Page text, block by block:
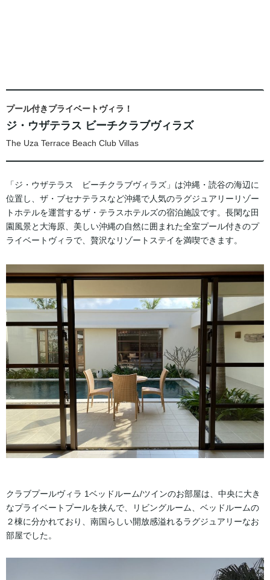
プール付きプライベートヴィラ！
ジ・ウザテラス ビーチクラブヴィラズ
The Uza Terrace Beach Club Villas
「ジ・ウザテラス ビーチクラブヴィラズ」は沖縄・読谷の海辺に
位置し、ザ・ブセナテラスなど沖縄で人気のラグジュアリーリゾー
トホテルを運営するザ・テラスホテルズの宿泊施設です。長閑な田
園風景と大海原、美しい沖縄の自然に囲まれた全室プール付きのプ
ライベートヴィラで、贅沢なリゾートステイを満喫できます。
クラブプールヴィラ 1ベッドルーム/ツインのお部屋は、中央に大き
なプライベートプールを挟んで、リビングルーム、ベッドルームの
２棟に分かれており、南国らしい開放感溢れるラグジュアリーなお
部屋でした。